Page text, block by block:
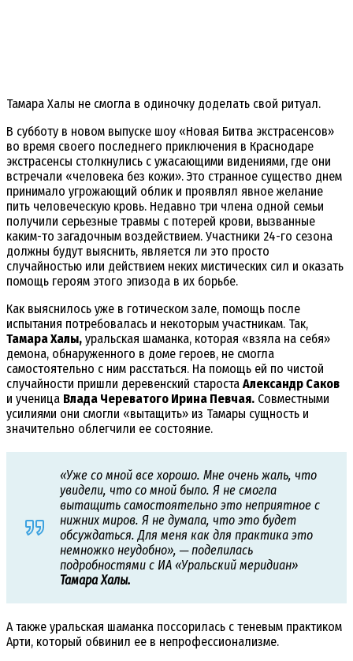
Тамара Халы не смогла в одиночку доделать свой ритуал.
В субботу в новом выпуске шоу «Новая Битва экстрасенсов»
во время своего последнего приключения в Краснодаре
экстрасенсы столкнулись с ужасающими видениями, где они
встречали «человека без кожи». Это странное существо днем
принимало угрожающий облик и проявлял явное желание
пить человеческую кровь. Недавно три члена одной семьи
получили серьезные травмы с потерей крови, вызванные
каким-то загадочным воздействием. Участники 24-го сезона
должны будут выяснить, является ли это просто
случайностью или действием неких мистических сил и оказать
помощь героям этого эпизода в их борьбе.
Как выяснилось уже в готическом зале, помощь после
испытания потребовалась и некоторым участникам. Так,
Тамара Халы, уральская шаманка, которая «взяла на себя»
демона, обнаруженного в доме героев, не смогла
самостоятельно с ним расстаться. На помощь ей по чистой
случайности пришли деревенский староста Александр Саков
и ученица Влада Череватого Ирина Певчая. Совместными
усилиями они смогли «вытащить» из Тамары сущность и
значительно облегчили ее состояние.
«Уже со мной все хорошо. Мне очень жаль, что
увидели, что со мной было. Я не смогла
вытащить самостоятельно это неприятное с
нижних миров. Я не думала, что это будет
обсуждаться. Для меня как для практика это
немножко неудобно», ─ поделилась
подробностями с ИА «Уральский меридиан»
Тамара Халы.
А также уральская шаманка поссорилась с теневым практиком
Арти, который обвинил ее в непрофессионализме.